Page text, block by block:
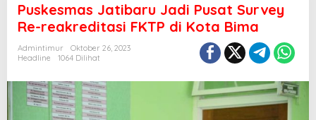
Puskesmas Jatibaru Jadi Pusat Survey
Re-reakreditasi FKTP di Kota Bima
Admintimur
Oktober 26, 2023
Headline
1064 Dilihat